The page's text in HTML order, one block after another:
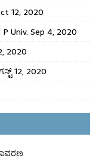
12, 2020
Univ. Sep 4, 2020
2020
12, 2020